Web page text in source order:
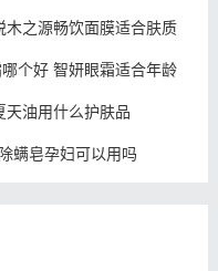
之源畅饮面膜适合肤质
个好 智妍眼霜适合年龄
天油用什么护肤品
螨皂孕妇可以用吗